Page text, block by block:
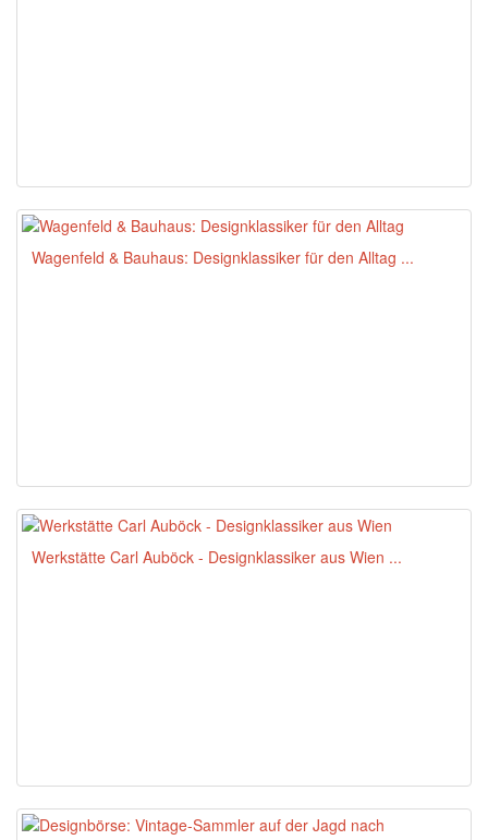
Wagenfeld & Bauhaus: Designklassiker für den Alltag ...
Werkstätte Carl Auböck - Designklassiker aus Wien ...